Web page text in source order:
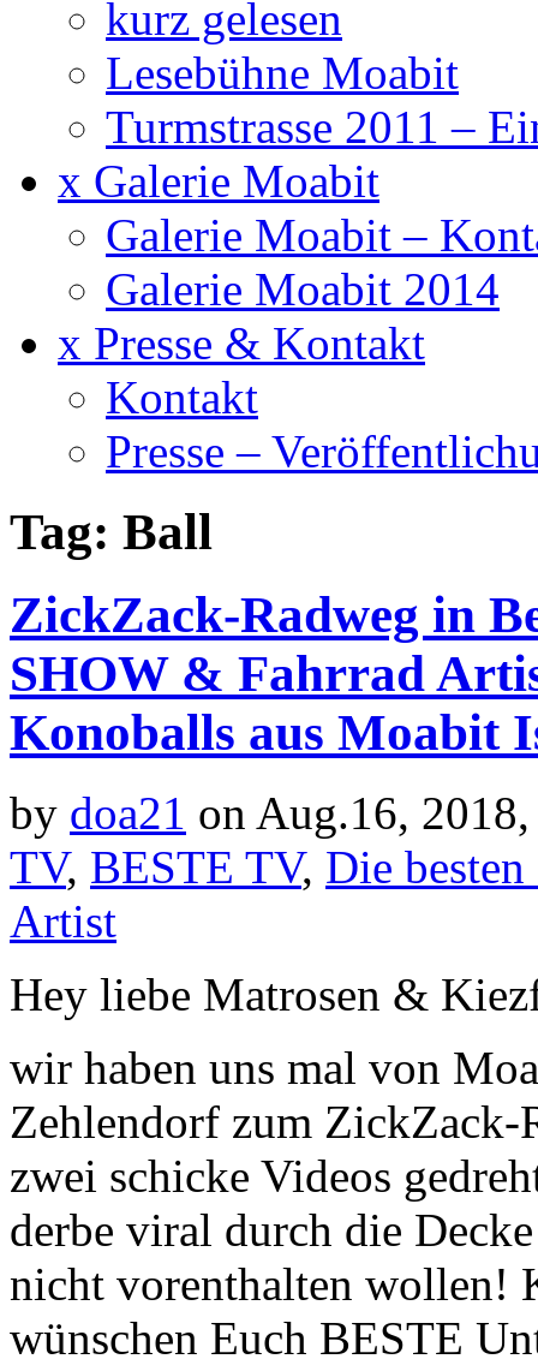
kurz gelesen
Lesebühne Moabit
Turmstrasse 2011 –
x Galerie Moabit
Galerie Moabit –
Galerie Moabit 2014
x Presse & Kontakt
Kontakt
Presse –
Tag: Ball
ZickZack-Radweg in
SHOW & Fahrrad
Konoballs aus Moabit
by doa21 on Aug.16,
TV, BESTE TV, Die
Artist
Hey liebe Matrosen &
wir haben uns mal von
Zehlendorf zum ZickZack-
zwei schicke Videos
derbe viral durch die
nicht vorenthalten wollen!
wünschen Euch BESTE